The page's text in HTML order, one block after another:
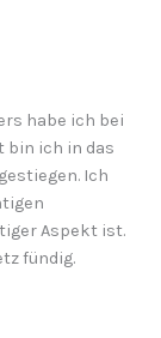
habe ich bei
bin ich in das
Ich
Aspekt ist.
fündig.